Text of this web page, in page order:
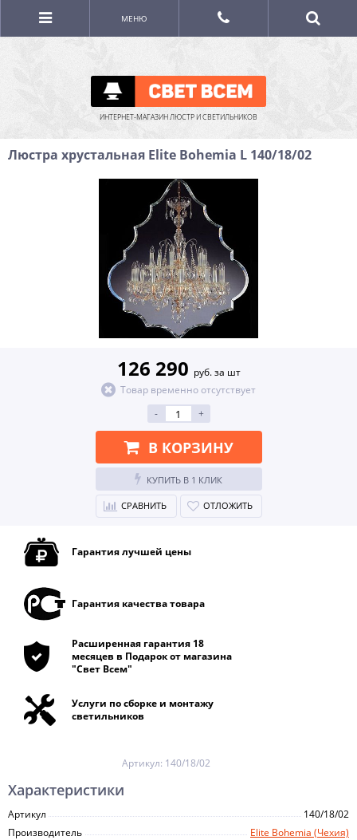
ИНТЕРНЕТ-МАГАЗИН ЛЮСТР И СВЕТИЛЬНИКОВ
МЕНЮ
Люстра хрустальная Elite Bohemia L 140/18/02
126 290 руб. за шт
Товар временно отсутствует
-
+
В КОРЗИНУ
КУПИТЬ В 1 КЛИК
СРАВНИТЬ ОТЛОЖИТЬ
Гарантия лучшей цены
Гарантия качества товара
Расширенная гарантия 18
месяцев в Подарок от магазина
"Свет Всем"
Услуги по сборке и монтажу
светильников
Артикул: 140/18/02
Характеристики
Артикул
140/18/02
Производитель
Elite Bohemia (Чехия)